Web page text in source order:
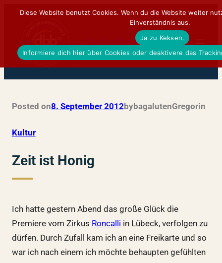
DickerBierBauchDE
Posted on8. September 2012bybagalutenGregorin
Kultur
Zeit ist Honig
Ich hatte gestern Abend das große Glück die
Premiere vom Zirkus Roncalli in Lübeck, verfolgen zu
dürfen. Durch Zufall kam ich an eine Freikarte und so
war ich nach einem ich möchte behaupten gefühlten
Diese Website benutzt Cookies. Wenn du die Website weiter
Einverständnis aus.
Ja zu Keksen.
Informiere dich hier über Cookies oder deaktivere das